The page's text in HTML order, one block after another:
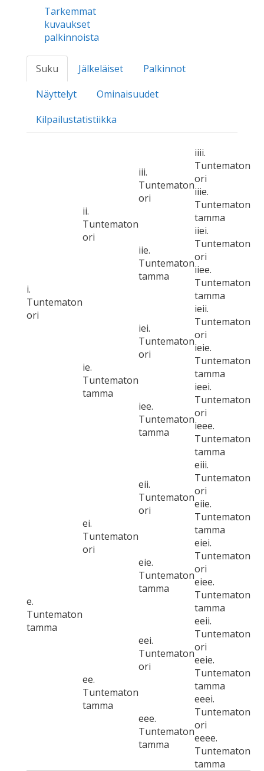
Tarkemmat
kuvaukset
palkinnoista
Suku Jälkeläiset
Palkinnot
Näyttelyt
Ominaisuudet
Kilpailustatistiikka
i.
Tuntematon
ori
ii.
Tuntematon
ori
iii.
Tuntematon
ori
iiii.
Tuntematon
ori
iiie.
Tuntematon
tamma
iie.
Tuntematon
tamma
iiei.
Tuntematon
ori
iiee.
Tuntematon
tamma
ie.
Tuntematon
tamma
iei.
Tuntematon
ori
ieii.
Tuntematon
ori
ieie.
Tuntematon
tamma
iee.
Tuntematon
tamma
ieei.
Tuntematon
ori
ieee.
Tuntematon
tamma
e.
Tuntematon
tamma
ei.
Tuntematon
ori
eii.
Tuntematon
ori
eiii.
Tuntematon
ori
eiie.
Tuntematon
tamma
eie.
Tuntematon
tamma
eiei.
Tuntematon
ori
eiee.
Tuntematon
tamma
ee.
Tuntematon
tamma
eei.
Tuntematon
ori
eeii.
Tuntematon
ori
eeie.
Tuntematon
tamma
eee.
Tuntematon
tamma
eeei.
Tuntematon
ori
eeee.
Tuntematon
tamma